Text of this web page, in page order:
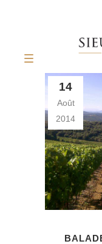
14
Août
2014